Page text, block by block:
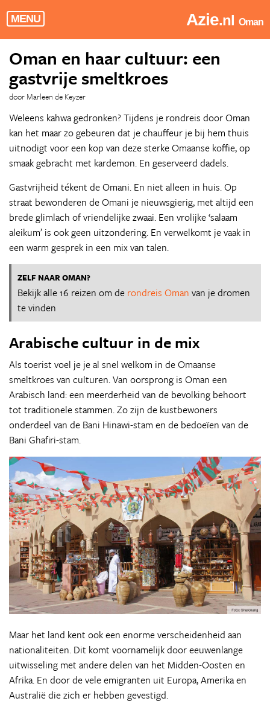
MENU Azie.nl Oman
Oman en haar cultuur: een
gastvrije smeltkroes
door Marleen de Keyzer
Weleens kahwa gedronken? Tijdens je rondreis door Oman
kan het maar zo gebeuren dat je chauffeur je bij hem thuis
uitnodigt voor een kop van deze sterke Omaanse koffie, op
smaak gebracht met kardemon. En geserveerd dadels.
Gastvrijheid tékent de Omani. En niet alleen in huis. Op
straat bewonderen de Omani je nieuwsgierig, met altijd een
brede glimlach of vriendelijke zwaai. Een vrolijke ‘salaam
aleikum’ is ook geen uitzondering. En verwelkomt je vaak in
een warm gesprek in een mix van talen.
ZELF NAAR OMAN?
Bekijk alle 16 reizen om de rondreis Oman van je dromen
te vinden
Arabische cultuur in de mix
Als toerist voel je je al snel welkom in de Omaanse
smeltkroes van culturen. Van oorsprong is Oman een
Arabisch land: een meerderheid van de bevolking behoort
tot traditionele stammen. Zo zijn de kustbewoners
onderdeel van de Bani Hinawi-stam en de bedoeïen van de
Bani Ghafiri-stam.
Maar het land kent ook een enorme verscheidenheid aan
nationaliteiten. Dit komt voornamelijk door eeuwenlange
uitwisseling met andere delen van het Midden-Oosten en
Afrika. En door de vele emigranten uit Europa, Amerika en
Australië die zich er hebben gevestigd.